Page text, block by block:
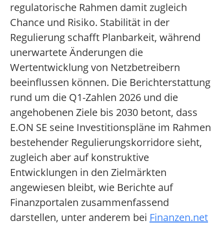
regulatorische Rahmen damit zugleich
Chance und Risiko. Stabilität in der
Regulierung schafft Planbarkeit, während
unerwartete Änderungen die
Wertentwicklung von Netzbetreibern
beeinflussen können. Die Berichterstattung
rund um die Q1-Zahlen 2026 und die
angehobenen Ziele bis 2030 betont, dass
E.ON SE seine Investitionspläne im Rahmen
bestehender Regulierungskorridore sieht,
zugleich aber auf konstruktive
Entwicklungen in den Zielmärkten
angewiesen bleibt, wie Berichte auf
Finanzportalen zusammenfassend
darstellen, unter anderem bei Finanzen.net